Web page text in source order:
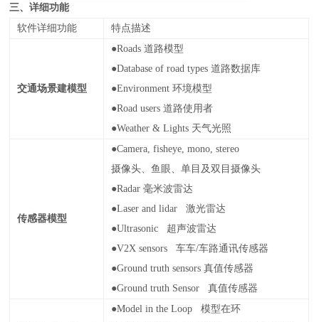
三、详细功能
软件详细功能
特点描述
交通场景建模型
●Roads道路模型
●Database of road types道路数据库
●Environment环境模型
●Road users道路使用者
●Weather & Lights 天气光照
传感器模型
●Camera, fisheye, mono, stereo
摄像头、鱼眼、单目及双目摄像头
●Radar毫米波雷达
●Laser and lidar激光雷达
●Ultrasonic 超声波雷达
●V2X sensors车车/车路通讯传感器
●Ground truth sensors真值传感器
●Ground truth Sensor真值传感器
●Model in the Loop模型在环